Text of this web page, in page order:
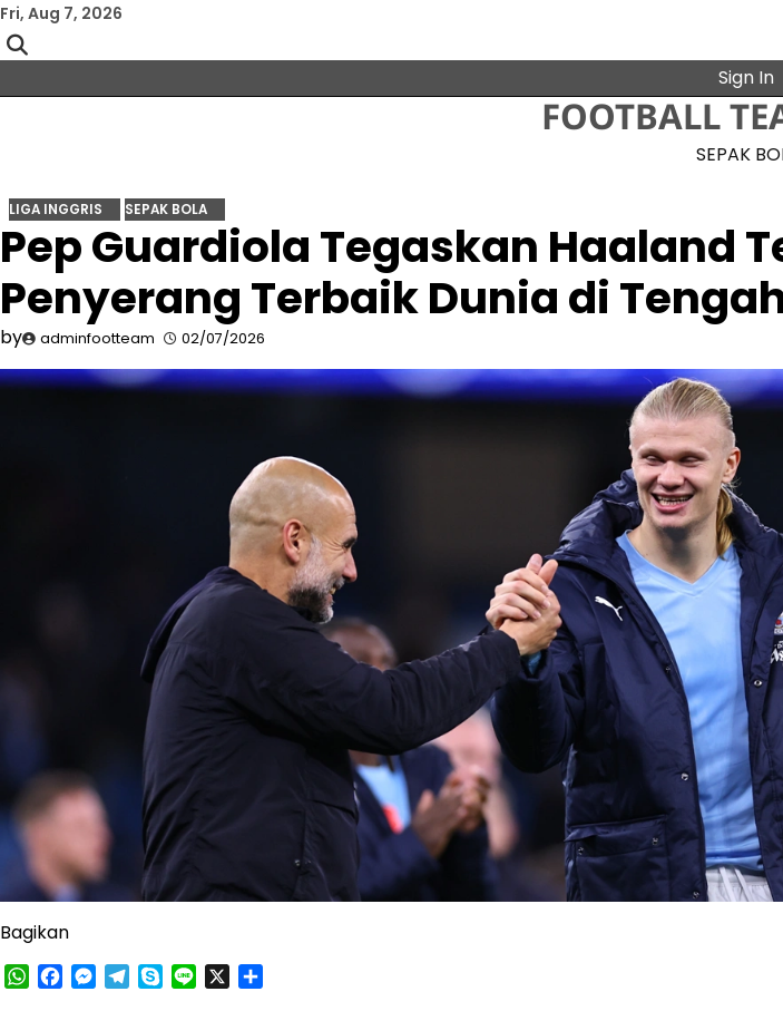
Skip
to
content
Fri, Aug 7, 2026
Sign In
FOOTBALL
SEPAK
LIGA INGGRIS SEPAK BOLA
Pep Guardiola Tegaskan Haaland
Penyerang Terbaik Dunia di
by adminfootteam 02/07/2026
Bagikan
WhatsApp
Facebook
Messenger
Telegram
SkypeLine